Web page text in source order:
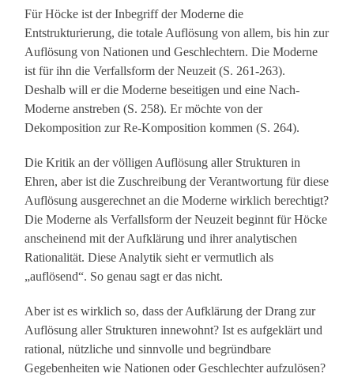
Für Höcke ist der Inbegriff der Moderne die
Entstrukturierung, die totale Auflösung von allem, bis hin zur
Auflösung von Nationen und Geschlechtern. Die Moderne
ist für ihn die Verfallsform der Neuzeit (S. 261-263).
Deshalb will er die Moderne beseitigen und eine Nach-
Moderne anstreben (S. 258). Er möchte von der
Dekomposition zur Re-Komposition kommen (S. 264).
Die Kritik an der völligen Auflösung aller Strukturen in
Ehren, aber ist die Zuschreibung der Verantwortung für diese
Auflösung ausgerechnet an die Moderne wirklich berechtigt?
Die Moderne als Verfallsform der Neuzeit beginnt für Höcke
anscheinend mit der Aufklärung und ihrer analytischen
Rationalität. Diese Analytik sieht er vermutlich als
„auflösend“. So genau sagt er das nicht.
Aber ist es wirklich so, dass der Aufklärung der Drang zur
Auflösung aller Strukturen innewohnt? Ist es aufgeklärt und
rational, nützliche und sinnvolle und begründbare
Gegebenheiten wie Nationen oder Geschlechter aufzulösen?